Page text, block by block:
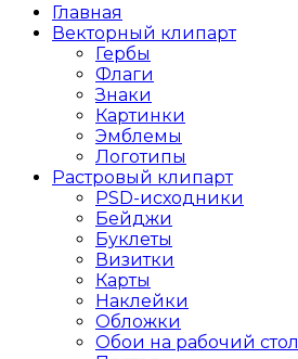
Главная
Векторный клипарт
Гербы
Флаги
Знаки
Картинки
Эмблемы
Логотипы
Растровый клипарт
PSD-исходники
Бейджи
Буклеты
Визитки
Карты
Наклейки
Обложки
Обои на рабочий стол